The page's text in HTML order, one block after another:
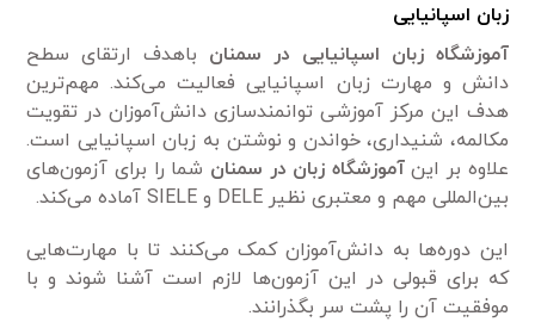
زبان اسپانیایی
آموزشگاه زبان اسپانیایی در سمنان باهدف ارتقای سطح
دانش و مهارت زبان اسپانیایی فعالیت می‌کند. مهم‌ترین
هدف این مرکز آموزشی توانمندسازی دانش‌آموزان در تقویت
مکالمه، شنیداری، خواندن و نوشتن به زبان اسپانیایی است.
علاوه بر اینآموزشگاه زبان در سمنان شما را برای آزمون‌های
بین‌المللی مهم و معتبری نظیر DELE و SIELE آماده می‌کند.
این دوره‌ها به دانش‌آموزان کمک می‌کنند تا با مهارت‌هایی
که برای قبولی در این آزمون‌ها لازم است آشنا شوند و با
موفقیت آن را پشت سر بگذرانند.